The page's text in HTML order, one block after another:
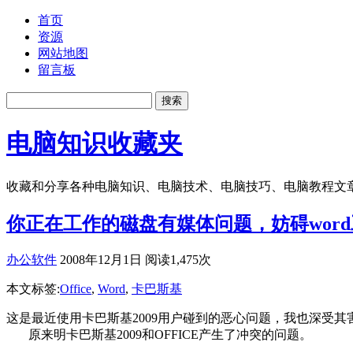
首页
资源
网站地图
留言板
电脑知识收藏夹
收藏和分享各种电脑知识、电脑技术、电脑技巧、电脑教程文
你正在工作的磁盘有媒体问题，妨碍
办公软件 2008年12月1日 阅读1,475次
本文标签:Office, Word, 卡巴斯基
这是最近使用卡巴斯基2009用户碰到的恶心问题，我也深受其
原来明卡巴斯基2009和OFFICE产生了冲突的问题。